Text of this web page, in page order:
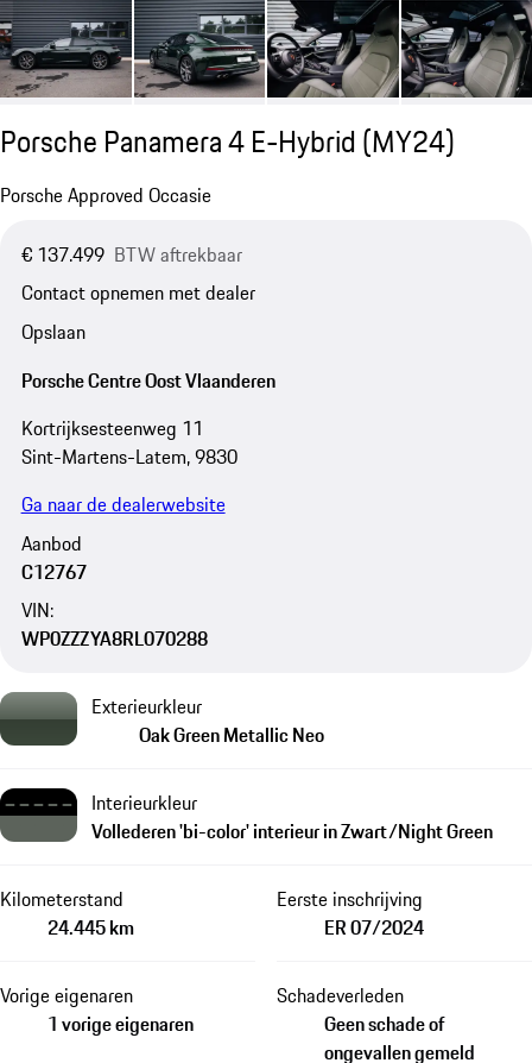
Porsche Panamera 4 E-Hybrid (MY24)
Porsche Approved Occasie
€ 137.499 BTW aftrekbaar
Contact opnemen met dealer
Opslaan
Porsche Centre Oost Vlaanderen
Kortrijksesteenweg 11
Sint-Martens-Latem, 9830
Ga naar de dealerwebsite
Aanbod
C12767
VIN:
WP0ZZZYA8RL070288
Exterieurkleur
Oak Green Metallic Neo
Interieurkleur
Vollederen 'bi-color' interieur in Zwart/Night Green
Kilometerstand
24.445 km
Eerste inschrijving
ER 07/2024
Vorige eigenaren
1 vorige eigenaren
Schadeverleden
Geen schade of
ongevallen gemeld